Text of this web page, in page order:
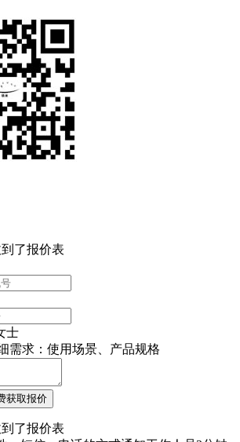
到了报价表
士
需求：使用场景、产品规格
到了报价表